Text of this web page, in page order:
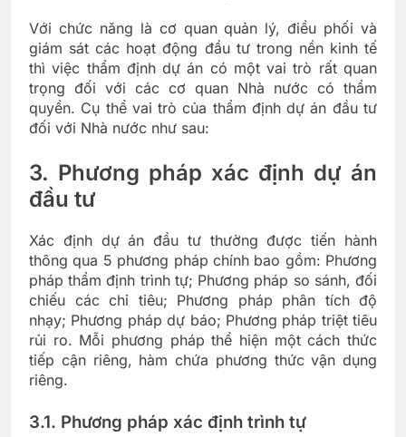
Với chức năng là cơ quan quản lý, điều phối và
giám sát các hoạt động đầu tư trong nền kinh tế
thì việc thẩm định dự án có một vai trò rất quan
trọng đối với các cơ quan Nhà nước có thẩm
quyền. Cụ thể vai trò của thẩm định dự án đầu tư
đối với Nhà nước như sau:
3. Phương pháp xác định dự án
đầu tư
Xác định dự án đầu tư thường được tiến hành
thông qua 5 phương pháp chính bao gồm: Phương
pháp thẩm định trình tự; Phương pháp so sánh, đối
chiếu các chỉ tiêu; Phương pháp phân tích độ
nhạy; Phương pháp dự báo; Phương pháp triệt tiêu
rủi ro. Mỗi phương pháp thể hiện một cách thức
tiếp cận riêng, hàm chứa phương thức vận dụng
riêng.
3.1. Phương pháp xác định trình tự